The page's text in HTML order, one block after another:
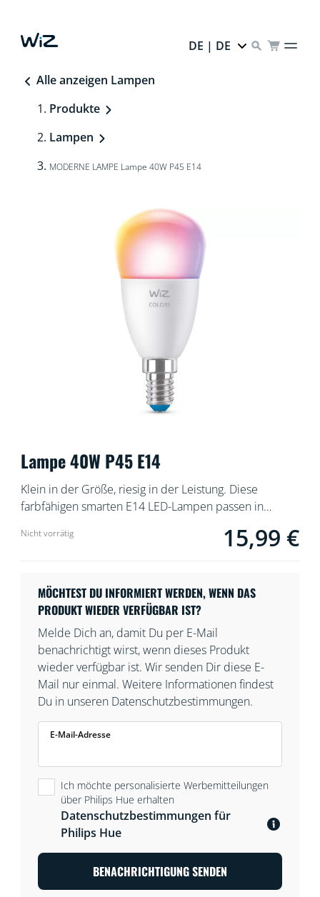
DE | DE
Alle anzeigen Lampen
Produkte
Lampen
MODERNE LAMPE Lampe 40W P45 E14
Lampe 40W P45 E14
Klein in der Größe, riesig in der Leistung. Diese
farbfähigen smarten E14 LED-Lampen passen in
keineswegs gering. Millionen von Farben stehen zur
Entspannen auf der Couch bei einem guten Film oder
wofür auch immer. Außerdem kannst Du mit der
automatischen Anpassung Deinen sich immer wieder
ändernden Bedürfnissen und Stimmungen nachgehen.
Alles ist über WLAN mit der WiZ App, der WiZ
Fernbedienung oder Deiner Stimme steuerbar.
Nicht vorrätig Aktueller Preis ist
15,99 €
MÖCHTEST DU INFORMIERT WERDEN, WENN DAS
PRODUKT WIEDER VERFÜGBAR IST?
Melde Dich an, damit Du per E-Mail
benachrichtigt wirst, wenn dieses Produkt
wieder verfügbar ist. Wir senden Dir diese E-
Mail nur einmal. Weitere Informationen findest
Du in unseren Datenschutzbestimmungen.
E-Mail-Adresse
Ich möchte personalisierte Werbemitteilungen
über Philips Hue erhalten
Datenschutzbestimmungen für
Philips Hue
BENACHRICHTIGUNG SENDEN